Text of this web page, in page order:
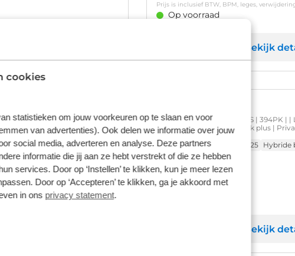
cookies
statistieken om jouw voorkeuren op te slaan en voor
van advertenties). Ook delen we informatie over jouw
social media, adverteren en analyse. Deze partners
informatie die jij aan ze hebt verstrekt of die ze hebben
services. Door op ‘Instellen’ te klikken, kun je meer lezen
Door op ‘Accepteren’ te klikken, ga je akkoord met
in ons privacy statement.
Prijs is inclusief BTW, BPM, leges,
Op voorraad
Bekijk
| Bestuurdersstoel
55 TFSI e quattro Pro Line S | 394PK |
Panoramadak | Achterbank plus |
39.682 km Automaat 2025 Hybride
€ 85.745
Prijs is inclusief BTW en BPM.
Bekijk